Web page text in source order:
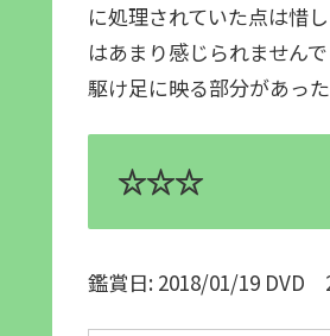
に処理されていた点は惜
はあまり感じられません
駆け足に映る部分があっ
☆☆☆
鑑賞日: 2018/01/19 DVD